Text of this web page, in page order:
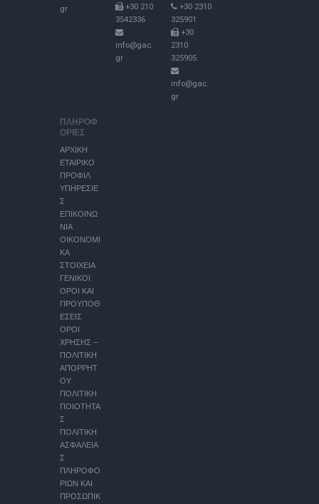
gr
+30 210
3542336
info@gac.
gr
+30 2310
325901
+30
2310
325905
info@gac.
gr
ΠΛΗΡΟΦ
ΟΡΙΕΣ
ΑΡΧΙΚΗ
ΕΤΑΙΡΙΚΟ
ΠΡΟΦΙΛ
ΥΠΗΡΕΣΙΕ
Σ
ΕΠΙΚΟΙΝΩ
ΝΙΑ
ΟΙΚΟΝΟΜΙ
ΚΑ
ΣΤΟΙΧΕΙΑ
ΓΕΝΙΚΟΙ
ΟΡΟΙ ΚΑΙ
ΠΡΟΥΠΟΘ
ΕΣΕΙΣ
ΟΡΟΙ
ΧΡΗΣΗΣ –
ΠΟΛΙΤΙΚΗ
ΑΠΟΡΡΗΤ
ΟΥ
ΠΟΛΙΤΙΚΗ
ΠΟΙΟΤΗΤΑ
Σ
ΠΟΛΙΤΙΚΗ
ΑΣΦΑΛΕΙΑ
Σ
ΠΛΗΡΟΦΟ
ΡΙΩΝ ΚΑΙ
ΠΡΟΣΩΠΙΚ